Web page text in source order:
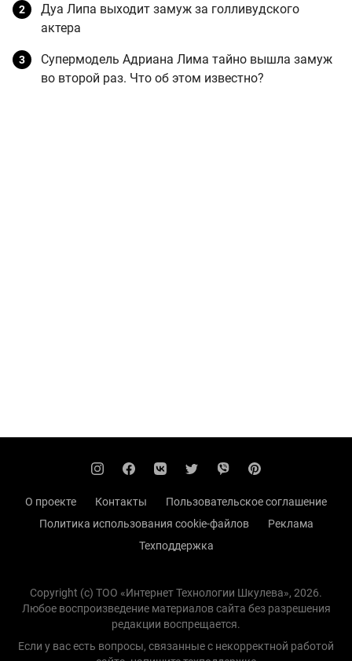
Дуа Липа выходит замуж за голливудского
актера
Супермодель Адриана Лима тайно вышла замуж
во второй раз. Что об этом известно?
О проекте Контакты
Пользовательское соглашение
Политика использования cookie-файлов
Реклама
Техподдержка
Copyright (с) TOO «Интернет Технологии Шкулева», 2026.
Любое воспроизведение материалов сайта без разрешения
редакции воспрещается.
Если у вас есть вопросы, связанные с некорректной работой